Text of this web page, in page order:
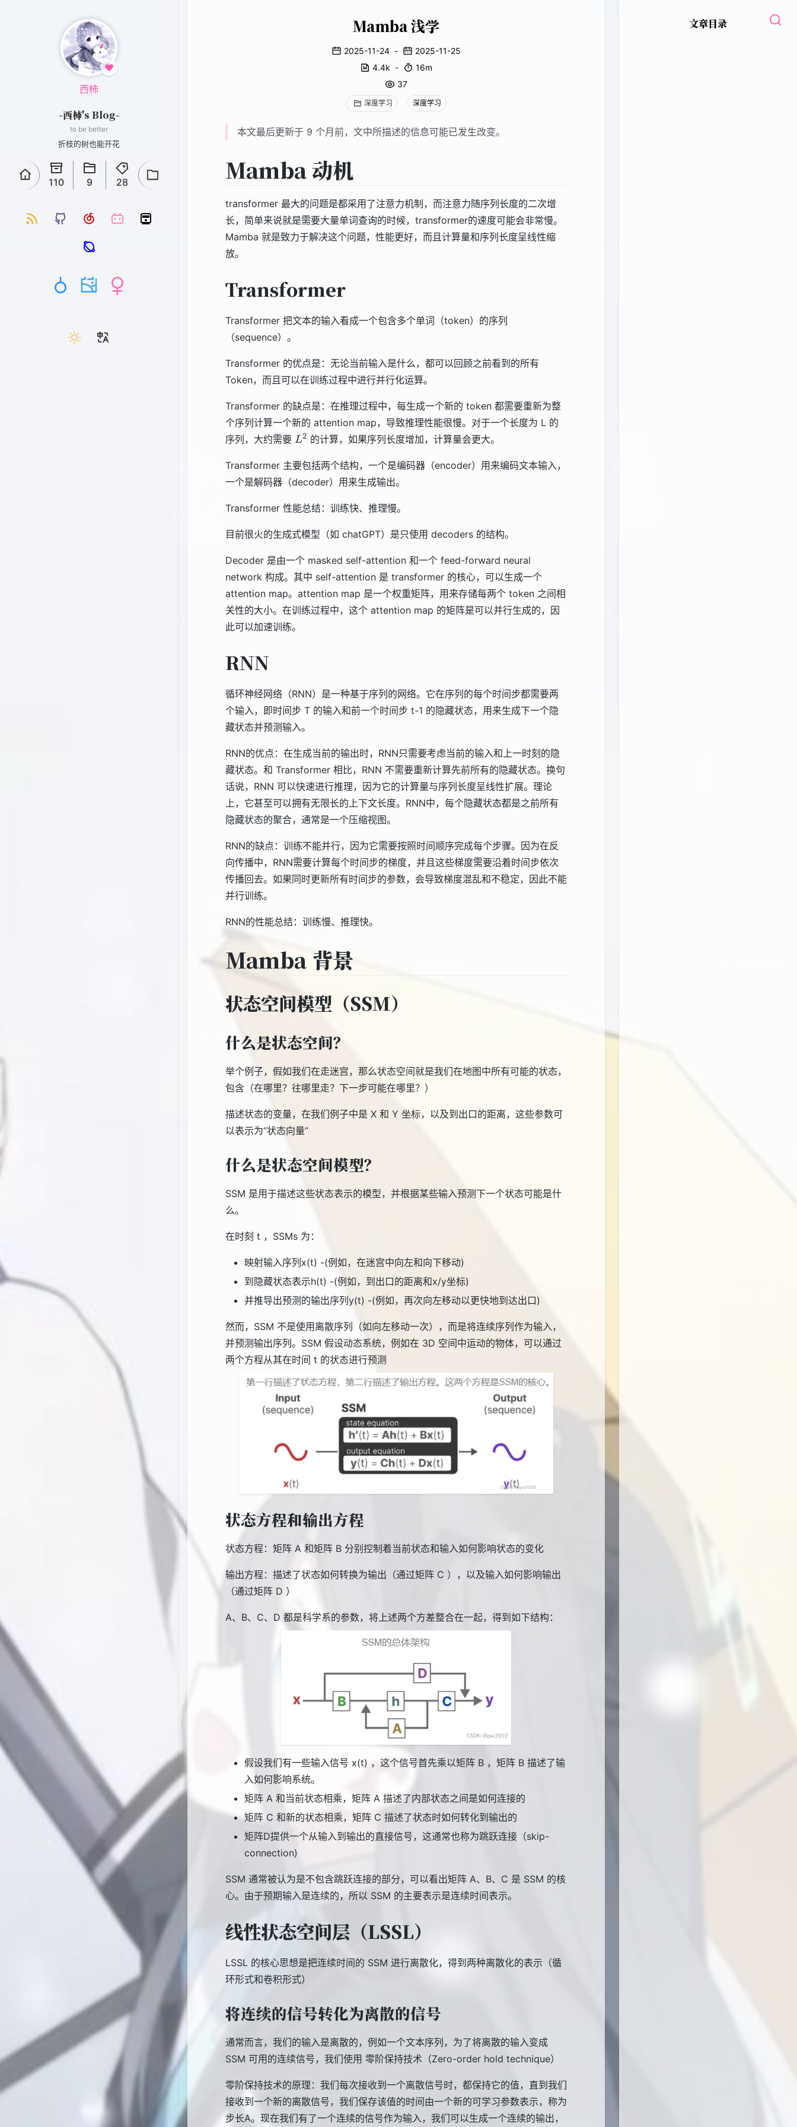
♥
西柿
-西柿's Blog-
to be better
折枝的树也能开花
110 9 28
Mamba 浅学
2025-11-24 -
2025-11-25
4.4k -
16m
37
深度学习 深度学习
本文最后更新于 9 个月前，文中所描述的信息可能已发生改变。
Mamba 动机
transformer 最大的问题是都采用了注意力机制，而注意力随序列长度的二次增
长，简单来说就是需要大量单词查询的时候，transformer的速度可能会非常慢。
Mamba 就是致力于解决这个问题，性能更好，而且计算量和序列长度呈线性缩
放。
Transformer
Transformer 把文本的输入看成一个包含多个单词（token）的序列
（sequence）。
Transformer 的优点是：无论当前输入是什么，都可以回顾之前看到的所有
Token，而且可以在训练过程中进行并行化运算。
Transformer 的缺点是：在推理过程中，每生成一个新的 token 都需要重新为整
个序列计算一个新的 attention map，导致推理性能很慢。对于一个长度为 L 的
序列，大约需要 L^2
L2 的计算，如果序列长度增加，计算量会更大。
Transformer 主要包括两个结构，一个是编码器（encoder）用来编码文本输入，
一个是解码器（decoder）用来生成输出。
Transformer 性能总结：训练快、推理慢。
目前很火的生成式模型（如 chatGPT）是只使用 decoders 的结构。
Decoder 是由一个 masked self-attention 和一个 feed-forward neural
network 构成。其中 self-attention 是 transformer 的核心，可以生成一个
attention map。attention map 是一个权重矩阵，用来存储每两个 token 之间相
关性的大小。在训练过程中，这个 attention map 的矩阵是可以并行生成的，因
此可以加速训练。
RNN
循环神经网络（RNN）是一种基于序列的网络。它在序列的每个时间步都需要两
个输入，即时间步 T 的输入和前一个时间步 t-1 的隐藏状态，用来生成下一个隐
藏状态并预测输入。
RNN的优点：在生成当前的输出时，RNN只需要考虑当前的输入和上一时刻的隐
藏状态。和 Transformer 相比，RNN 不需要重新计算先前所有的隐藏状态。换句
话说，RNN 可以快速进行推理，因为它的计算量与序列长度呈线性扩展。理论
上，它甚至可以拥有无限长的上下文长度。RNN中，每个隐藏状态都是之前所有
隐藏状态的聚合，通常是一个压缩视图。
RNN的缺点：训练不能并行，因为它需要按照时间顺序完成每个步骤。因为在反
向传播中，RNN需要计算每个时间步的梯度，并且这些梯度需要沿着时间步依次
传播回去。如果同时更新所有时间步的参数，会导致梯度混乱和不稳定，因此不能
并行训练。
RNN的性能总结：训练慢、推理快。
Mamba 背景
状态空间模型（SSM）
什么是状态空间？
举个例子，假如我们在走迷宫，那么状态空间就是我们在地图中所有可能的状态，
包含（在哪里？往哪里走？下一步可能在哪里？）
描述状态的变量，在我们例子中是 X 和 Y 坐标，以及到出口的距离，这些参数可
以表示为“状态向量”
什么是状态空间模型？
SSM 是用于描述这些状态表示的模型，并根据某些输入预测下一个状态可能是什
么。
在时刻 t ，SSMs 为：
映射输入序列x(t) -(例如，在迷宫中向左和向下移动)
到隐藏状态表示h(t) -(例如，到出口的距离和x/y坐标)
并推导出预测的输出序列y(t) -(例如，再次向左移动以更快地到达出口)
然而，SSM 不是使用离散序列（如向左移动一次），而是将连续序列作为输入，
并预测输出序列。SSM 假设动态系统，例如在 3D 空间中运动的物体，可以通过
两个方程从其在时间 t 的状态进行预测
状态方程和输出方程
状态方程：矩阵 A 和矩阵 B 分别控制着当前状态和输入如何影响状态的变化
输出方程：描述了状态如何转换为输出（通过矩阵 C ），以及输入如何影响输出
（通过矩阵 D ）
A、B、C、D 都是科学系的参数，将上述两个方差整合在一起，得到如下结构：
假设我们有一些输入信号 x(t) ，这个信号首先乘以矩阵 B ，矩阵 B 描述了输
入如何影响系统。
矩阵 A 和当前状态相乘，矩阵 A 描述了内部状态之间是如何连接的
矩阵 C 和新的状态相乘，矩阵 C 描述了状态时如何转化到输出的
矩阵D提供一个从输入到输出的直接信号，这通常也称为跳跃连接（skip-
connection)
SSM 通常被认为是不包含跳跃连接的部分，可以看出矩阵 A、B、C 是 SSM 的核
心。由于预期输入是连续的，所以 SSM 的主要表示是连续时间表示。
线性状态空间层（LSSL）
LSSL 的核心思想是把连续时间的 SSM 进行离散化，得到两种离散化的表示（循
环形式和卷积形式）
将连续的信号转化为离散的信号
通常而言，我们的输入是离散的，例如一个文本序列，为了将离散的输入变成
SSM 可用的连续信号，我们使用 零阶保持技术（Zero-order hold technique）
零阶保持技术的原理：我们每次接收到一个离散信号时，都保持它的值，直到我们
接收到一个新的离散信号，我们保存该值的时间由一个新的可学习参数表示，称为
步长A。现在我们有了一个连续的信号作为输入，我们可以生成一个连续的输出，
文章目录